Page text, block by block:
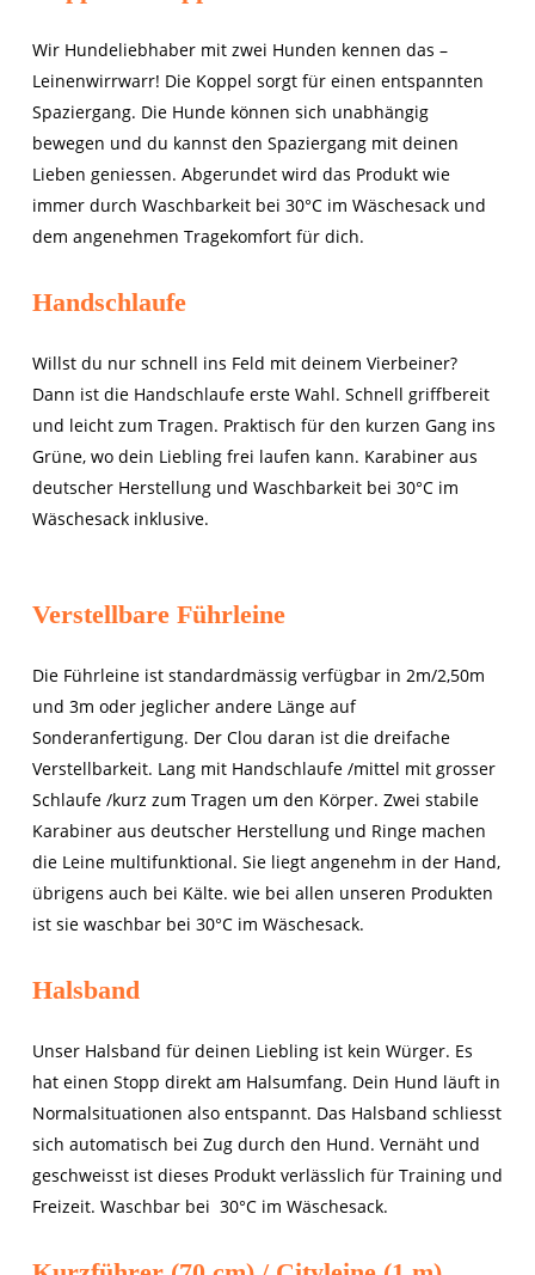
Wir Hundeliebhaber mit zwei Hunden kennen das –
Leinenwirrwarr! Die Koppel sorgt für einen entspannten
Spaziergang. Die Hunde können sich unabhängig
bewegen und du kannst den Spaziergang mit deinen
Lieben geniessen. Abgerundet wird das Produkt wie
immer durch Waschbarkeit bei 30°C im Wäschesack und
dem angenehmen Tragekomfort für dich.
Handschlaufe
Willst du nur schnell ins Feld mit deinem Vierbeiner?
Dann ist die Handschlaufe erste Wahl. Schnell griffbereit
und leicht zum Tragen. Praktisch für den kurzen Gang ins
Grüne, wo dein Liebling frei laufen kann. Karabiner aus
deutscher Herstellung und Waschbarkeit bei 30°C im
Wäschesack inklusive.
Verstellbare Führleine
Die Führleine ist standardmässig verfügbar in 2m/2,50m
und 3m oder jeglicher andere Länge auf
Sonderanfertigung. Der Clou daran ist die dreifache
Verstellbarkeit. Lang mit Handschlaufe /mittel mit grosser
Schlaufe /kurz zum Tragen um den Körper. Zwei stabile
Karabiner aus deutscher Herstellung und Ringe machen
die Leine multifunktional. Sie liegt angenehm in der Hand,
übrigens auch bei Kälte. wie bei allen unseren Produkten
ist sie waschbar bei 30°C im Wäschesack.
Halsband
Unser Halsband für deinen Liebling ist kein Würger. Es
hat einen Stopp direkt am Halsumfang. Dein Hund läuft in
Normalsituationen also entspannt. Das Halsband schliesst
sich automatisch bei Zug durch den Hund. Vernäht und
geschweisst ist dieses Produkt verlässlich für Training und
Freizeit. Waschbar bei 30°C im Wäschesack.